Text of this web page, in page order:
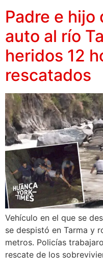
Padre e hijo
auto al río
heridos 12
rescatados
Vehículo en el que se
se despistó en Tarma y
metros. Policías
rescate de los